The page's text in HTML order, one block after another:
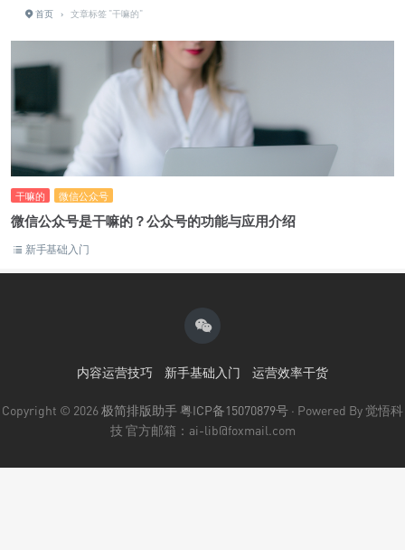
首页 › 文章标签 "干嘛的"
干嘛的 微信公众号
微信公众号是干嘛的？公众号的功能与应用介绍
新手基础入门
内容运营技巧 新手基础入门 运营效率干货
Copyright © 2026极简排版助手粤ICP备15070879号 · Powered By 觉悟科
技 官方邮箱：ai-lib@foxmail.com